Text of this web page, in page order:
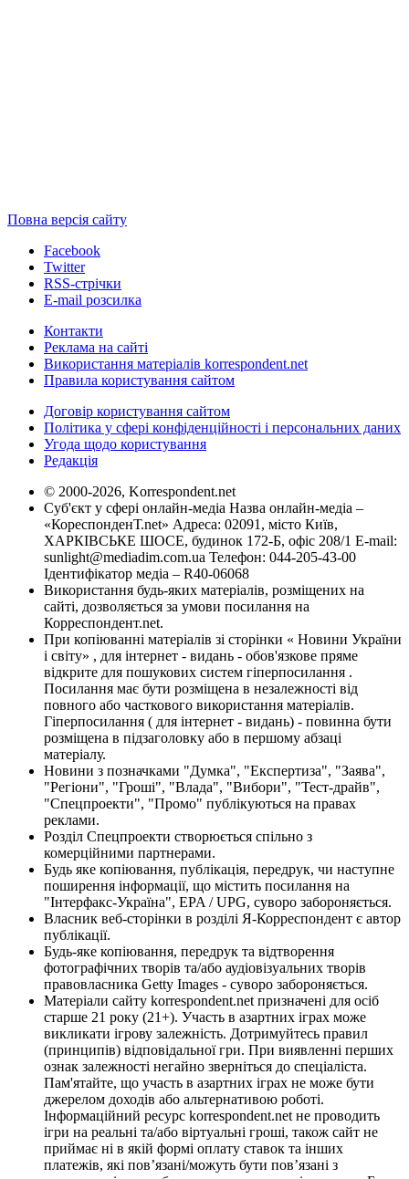
Повна версія сайту
Facebook
Twitter
RSS-стрічки
E-mail розсилка
Контакти
Реклама на сайті
Використання матеріалів korrespondent.net
Правила користування сайтом
Договір користування сайтом
Політика у сфері конфіденційності і персональних даних
Угода щодо користування
Редакція
© 2000-2026, Korrespondent.net
Суб'єкт у сфері онлайн-медіа Назва онлайн-медіа –
«КореспонденТ.net» Адреса: 02091, місто Київ,
ХАРКІВСЬКЕ ШОСЕ, будинок 172-Б, офіс 208/1 E-mail:
sunlight@mediadim.com.ua Телефон: 044-205-43-00
Ідентифікатор медіа – R40-06068
Використання будь-яких матеріалів, розміщених на
сайті, дозволяється за умови посилання на
Корреспондент.net.
При копіюванні матеріалів зі сторінки « Новини України
і світу» , для інтернет - видань - обов'язкове пряме
відкрите для пошукових систем гіперпосилання .
Посилання має бути розміщена в незалежності від
повного або часткового використання матеріалів.
Гіперпосилання ( для інтернет - видань) - повинна бути
розміщена в підзаголовку або в першому абзаці
матеріалу.
Новини з позначками "Думка", "Експертиза", "Заява",
"Регіони", "Гроші", "Влада", "Вибори", "Тест-драйв",
"Спецпроекти", "Промо" публікуються на правах
реклами.
Розділ Спецпроекти створюється спільно з
комерційними партнерами.
Будь яке копіювання, публікація, передрук, чи наступне
поширення інформації, що містить посилання на
"Інтерфакс-Україна", EPA / UPG, суворо забороняється.
Власник веб-сторінки в розділі Я-Корреспондент є автор
публікації.
Будь-яке копіювання, передрук та відтворення
фотографічних творів та/або аудіовізуальних творів
правовласника Getty Images - суворо забороняється.
Матеріали сайту korrespondent.net призначені для осіб
старше 21 року (21+). Участь в азартних іграх може
викликати ігрову залежність. Дотримуйтесь правил
(принципів) відповідальної гри. При виявленні перших
ознак залежності негайно зверніться до спеціаліста.
Пам'ятайте, що участь в азартних іграх не може бути
джерелом доходів або альтернативою роботі.
Інформаційний ресурс korrespondent.net не проводить
ігри на реальні та/або віртуальні гроші, також сайт не
приймає ні в якій формі оплату ставок та інших
платежів, які пов’язані/можуть бути пов’язані з